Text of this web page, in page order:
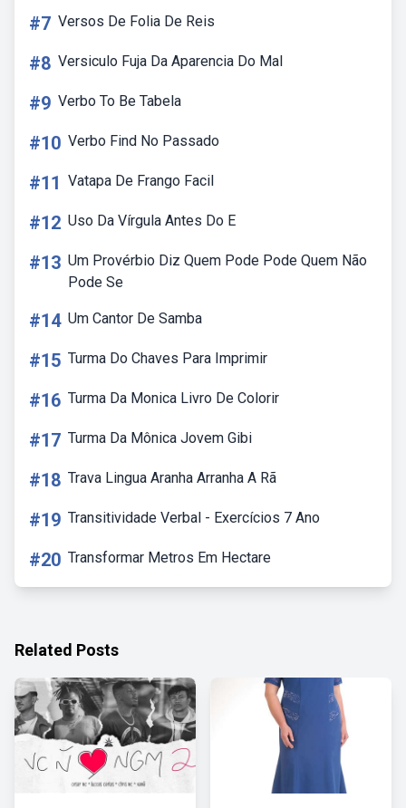
#7 Versos De Folia De Reis
#8 Versiculo Fuja Da Aparencia Do Mal
#9 Verbo To Be Tabela
#10 Verbo Find No Passado
#11 Vatapa De Frango Facil
#12 Uso Da Vírgula Antes Do E
#13 Um Provérbio Diz Quem Pode Pode Quem Não
Pode Se
#14 Um Cantor De Samba
#15 Turma Do Chaves Para Imprimir
#16 Turma Da Monica Livro De Colorir
#17 Turma Da Mônica Jovem Gibi
#18 Trava Lingua Aranha Arranha A Rã
#19 Transitividade Verbal - Exercícios 7 Ano
#20 Transformar Metros Em Hectare
Related Posts